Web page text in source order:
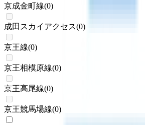
京成金町線(0)
成田スカイアクセス(0)
京王線(0)
京王相模原線(0)
京王高尾線(0)
京王競馬場線(0)